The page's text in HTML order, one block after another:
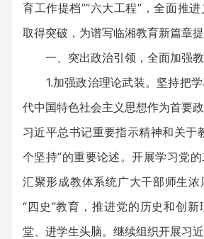
育工作提档”“六大工程”，全面推
取得突破，为谱写临湘教育新篇章提
一、突出政治引领，全面加强教
1.加强政治理论武装。坚持把学
代中国特色社会主义思想作为首要
习近平总书记重要指示精神和关于
个坚持”的重要论述。开展学习党的
汇聚形成教体系统广大干部师生
“四史”教育，推进党的历史和创
堂、进学生头脑。继续组织开展习